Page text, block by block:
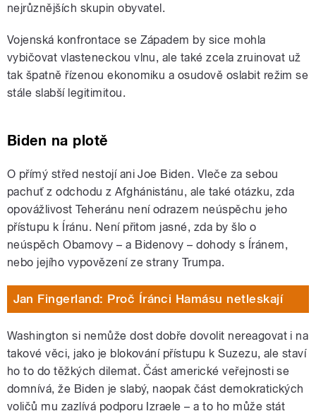
nejrůznějších skupin obyvatel.
Vojenská konfrontace se Západem by sice mohla
vybičovat vlasteneckou vlnu, ale také zcela zruinovat už
tak špatně řízenou ekonomiku a osudově oslabit režim se
stále slabší legitimitou.
Biden na plotě
O přímý střed nestojí ani Joe Biden. Vleče za sebou
pachuť z odchodu z Afghánistánu, ale také otázku, zda
opovážlivost Teheránu není odrazem neúspěchu jeho
přístupu k Íránu. Není přitom jasné, zda by šlo o
neúspěch Obamovy – a Bidenovy – dohody s Íránem,
nebo jejího vypovězení ze strany Trumpa.
Jan Fingerland: Proč Íránci Hamásu netleskají
Washington si nemůže dost dobře dovolit nereagovat i na
takové věci, jako je blokování přístupu k Suzezu, ale staví
ho to do těžkých dilemat. Část americké veřejnosti se
domnívá, že Biden je slabý, naopak část demokratických
voličů mu zazlívá podporu Izraele – a to ho může stát